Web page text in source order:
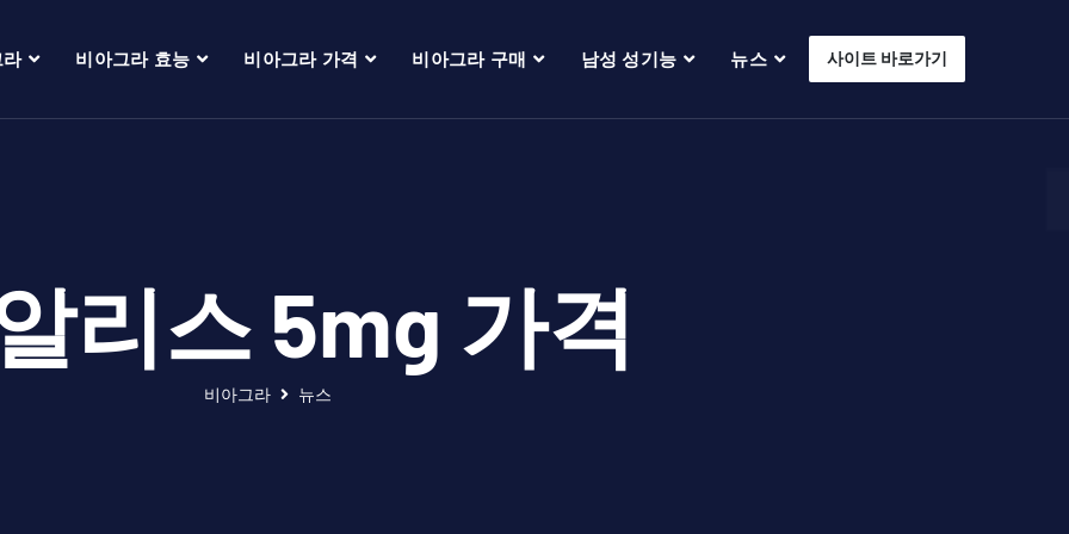
비아그라 효능 비아그라 가격 비아그라 구매 남성 성기능 뉴스 사이트 바로가기
리스 5mg 가격
비아그라 뉴스